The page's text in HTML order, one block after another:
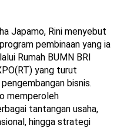
Japamo, Rini menyebut
pembinaan yang ia
Rumah BUMN BRI
yang turut
bisnis.
memperoleh
tantangan usaha,
hingga strategi